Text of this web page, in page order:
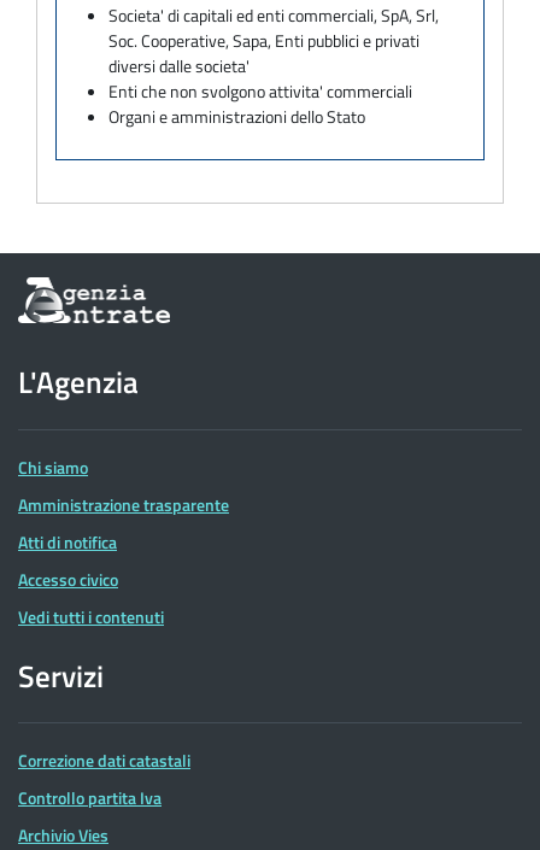
Societa' di capitali ed enti commerciali, SpA, Srl,
Soc. Cooperative, Sapa, Enti pubblici e privati
diversi dalle societa'
Enti che non svolgono attivita' commerciali
Organi e amministrazioni dello Stato
Informazioni
sul
dell'Agenzia
delle
Entrate
L'Agenzia
Chi siamo
Amministrazione trasparente
Atti di notifica
Accesso civico
Vedi tutti i contenuti
Servizi
Correzione dati catastali
Controllo partita Iva
Archivio Vies